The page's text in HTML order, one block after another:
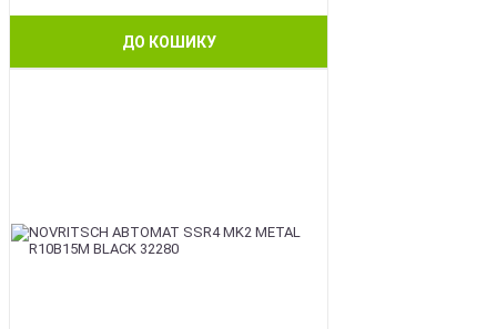
ДО КОШИКУ